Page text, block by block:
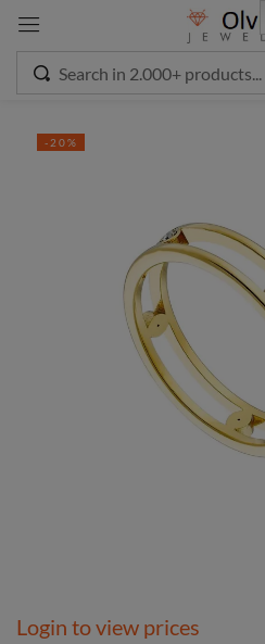
-20%
Login to view prices
Sign in
Remember me
LOG
CREATE AN